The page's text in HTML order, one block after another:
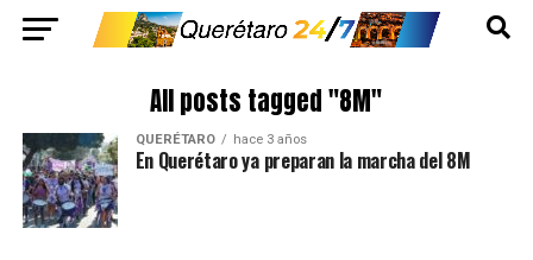
All posts tagged "8M"
QUERÉTARO hace 3 años
En Querétaro ya preparan la marcha del 8M